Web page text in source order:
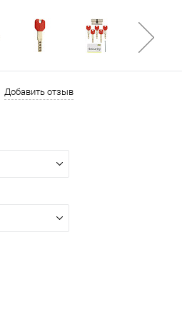
Добавить отзыв